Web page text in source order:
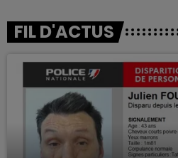
FIL D'ACTUS